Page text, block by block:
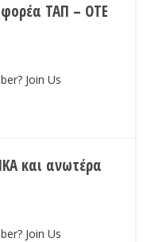
ΤΑΠ – ΟΤΕ
Join Us
και ανωτέρα
Join Us